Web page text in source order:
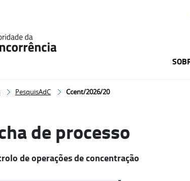
PesquisAdC Ccent/2026/20
de processo
de operações de concentração